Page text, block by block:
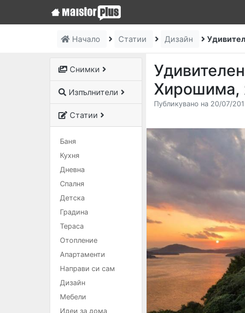
Начало Статии Дизайн
Снимки
Изпълнители
Статии
Баня
Кухня
Дневна
Спалня
Детска
Градина
Тераса
Отопление
Апартаменти
Направи си сам
Дизайн
Мебели
Идеи за дома
Хирошима,
Публикувано на 20/07/